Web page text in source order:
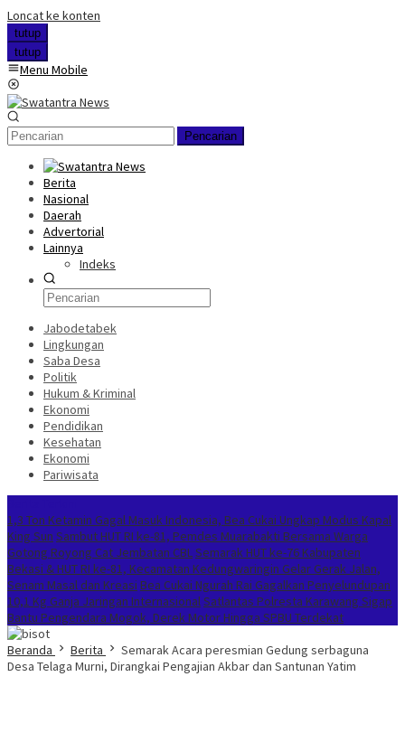
Loncat ke konten
tutup
tutup
Menu Mobile
Pencarian
Berita
Nasional
Daerah
Advertorial
Lainnya
Indeks
Jabodetabek
Lingkungan
Saba Desa
Politik
Hukum & Kriminal
Ekonomi
Pendidikan
Kesehatan
Ekonomi
Pariwisata
1,3 Ton Ketamin Gagal Masuk Indonesia, Bea Cukai Ungkap Modus Kapal
King Sun Sambut HUT RI ke-81, Pemdes Muarabakti Bersama Warga
Gotong Royong Cat Jembatan CBLSemarak HUT ke-76 Kabupaten
Bekasi & HUT RI ke-81, Kecamatan Kedungwaringin Gelar Gerak Jalan,
Senam Masal dan Kreasi Bea Cukai Ngurah Rai Gagalkan Penyelundupan
10,1 Kg Ganja Jaringan InternasionalSatlantas Polresta Karawang Sigap
Bantu Pengendara Mogok, Derek Motor Hingga SPBU Terdekat
Beranda
Berita
Semarak Acara peresmian Gedung serbaguna
Desa Telaga Murni, Dirangkai Pengajian Akbar dan Santunan Yatim